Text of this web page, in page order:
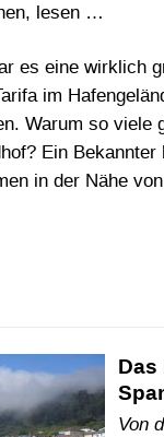
lesen …
es eine wirklich
im
Warum so viele
Ein Bekannter
in der Nähe
Das
Von